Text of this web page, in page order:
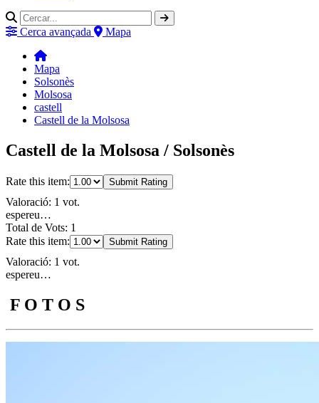
Cerca avançada Mapa
Mapa
Solsonès
Molsosa
castell
Castell de la Molsosa
Castell de la Molsosa / Solsonès
Rate this item: Submit Rating
Valoració: 1 vot.
espereu…
Total de Vots: 1
Rate this item:
Submit Rating
Valoració: 1 vot.
espereu…
F O T O S